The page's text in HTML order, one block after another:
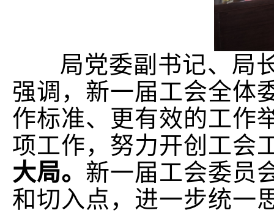
局党委副书记、局长
强调，新一届工会全体
作标准、更有效的工作
项工作，努力开创工会
大局。 新一届工会委员
和切入点，进一步统一